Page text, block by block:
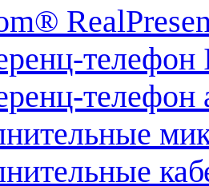
телефон
телефон